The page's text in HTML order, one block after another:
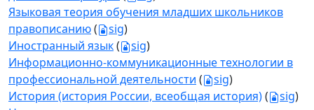
Языковая теория обучения младших школьников
правописанию( sig)
Иностранный язык( sig)
Информационно-коммуникационные технологии в
профессиональной деятельности ( sig)
История (история России, всеобщая история)( sig)